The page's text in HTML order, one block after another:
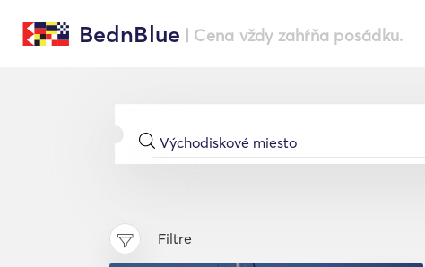
BednBlue | Cena vždy zahŕňa posádku.
Filtre